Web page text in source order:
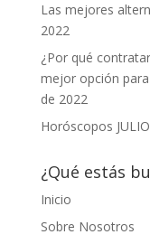
Las mejores
2022
¿Por qué
mejor opción
de 2022
Horóscopos
¿Qué estás
Inicio
Sobre Nosotros